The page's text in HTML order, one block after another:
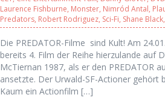
Laurence Fishburne, Monster, Nimród Antal,
Predators, Robert Rodriguez, Sci-Fi, Shane Black,
Die PREDATOR-Filme sind Kult! Am
bereits 4. Film der Reihe hierzulande auf
McTiernan 1987, als er den PREDATOR
ansetzte. Der Urwald-SF-Actioner gehört
Kaum ein Actionfilm […]